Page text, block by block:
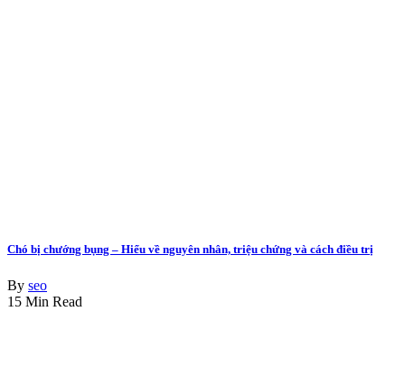
Chó bị chướng bụng – Hiểu về nguyên nhân, triệu chứng và cách điều trị
By seo
15 Min Read